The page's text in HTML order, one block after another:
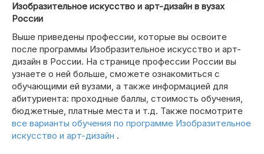
Изобразительное искусство и арт-дизайн в вузах
России
Выше приведены профессии, которые вы освоите
после программы Изобразительное искусство и арт-
дизайн в России. На странице профессии России вы
узнаете о ней больше, сможете ознакомиться с
обучающими ей вузами, а также информацией для
абитуриента: проходные баллы, стоимость обучения,
бюджетные, платные места и т.д. Также посмотрите
все варианты обучения по программе Изобразительное
искусство и арт-дизайн .